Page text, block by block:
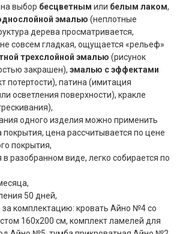
выбор бесцветным или белым лаком,
эмалью (неплотные
дерева просматривается,
совсем гладкая, ощущается «рельеф»
трехслойной эмалью (рисунок
закрашен), эмалью с эффектами
потертости), патина (имитация
осветления поверхности), кракле
одного изделия можно применить
покрытия, цена рассчитывается по цене
покрытия,
в разобранном виде, легко собирается по
50 дней,
за комплектацию: кровать Айно №4 со
160x200 см, комплект ламелей для